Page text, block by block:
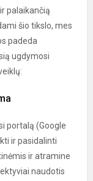
palaikančią
šio tikslo, mes
padeda
ugdymosi
portalą (Google
ir pasidalinti
ir atramine
naudotis